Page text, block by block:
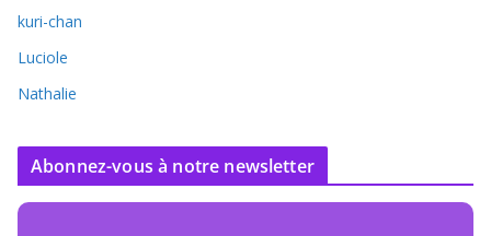
kuri-chan
Luciole
Nathalie
Abonnez-vous à notre newsletter